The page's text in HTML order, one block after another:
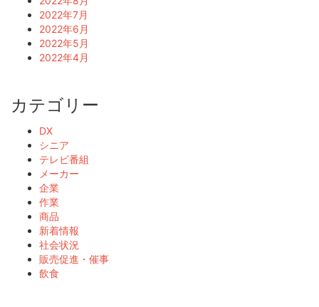
2022年7月
2022年6月
2022年5月
2022年4月
カテゴリー
DX
シニア
テレビ番組
メーカー
企業
作業
商品
新着情報
社会状況
販売促進・催事
飲食